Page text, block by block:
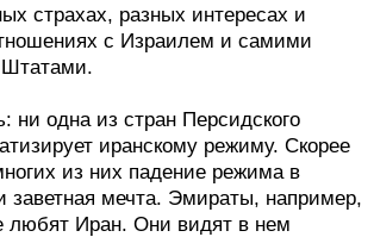
страхах, разных интересах и
с Израилем и самими
ни одна из стран Персидского
иранскому режиму. Скорее
из них падение режима в
заветная мечта. Эмираты, например,
любят Иран. Они видят в нем